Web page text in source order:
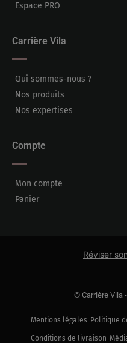
Espace PRO
Carrière Vila
Qui sommes-nous ?
Nos produits
Nos expertises
Compte
Mon compte
Panier
Réviser
© Carrière Vila
Mentions légales Politique
Conditions de livraison